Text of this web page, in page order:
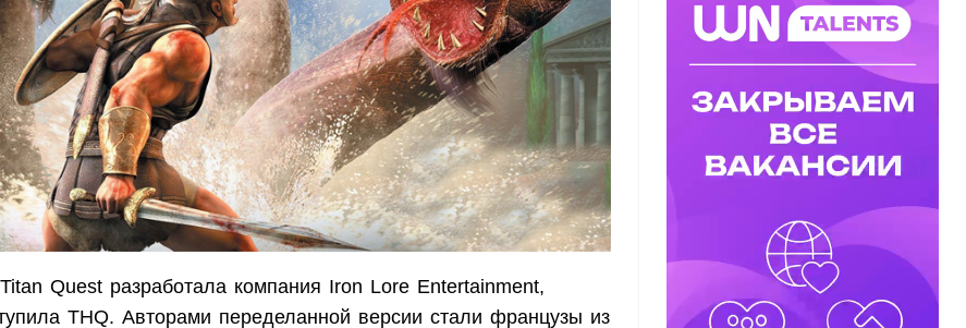
Quest разработала компания Iron Lore Entertainment,
THQ. Авторами переделанной версии стали французы из